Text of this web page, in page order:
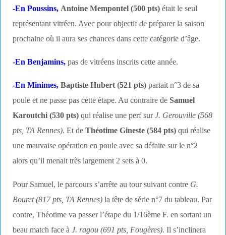
-En Poussins, Antoine Mempontel (500 pts) était le seul
représentant vitréen. Avec pour objectif de préparer la saison
prochaine où il aura ses chances dans cette catégorie d’âge.
-En Benjamins, pas de vitréens inscrits cette année.
-En Minimes, Baptiste Hubert (521 pts)partait n°3 de sa
poule et ne passe pas cette étape. Au contraire deSamuel
Karoutchi (530 pts) qui réalise une perf surJ. Gerouville (568
pts, TA Rennes).Et deThéotime Gineste (584 pts)qui réalise
une mauvaise opération en poule avec sa défaite sur le n°2
alors qu’il menait très largement 2 sets à 0.
Pour Samuel, le parcours s’arrête au tour suivant contre G.
Bouret (817 pts, TA Rennes) la tête de série n°7 du tableau. Par
contre, Théotime va passer l’étape du 1/16ème F. en sortant un
beau match face àJ. ragou (691 pts, Fougères).Il s’inclinera